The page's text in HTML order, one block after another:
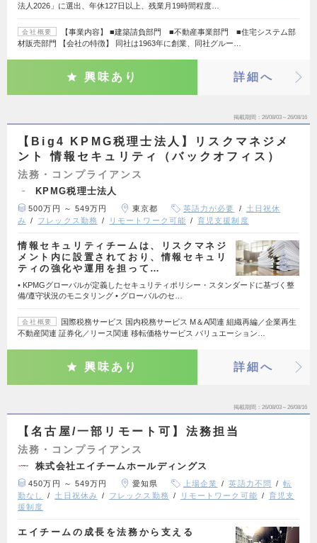
法人2026」に選出、年休127日以上、残業月19時間程度…
会社概要
【事業内容】 ■建築請負部門 ■不動産事業部門 ■住宅システム部
材販売部門 【会社の特徴】 同社は1963年に創業、同社グルー…
興味あり 詳細へ
掲載期間 26/08/03～26/08/16
【Big4 KPMG税理士法人】リスクマネジメ
ント 情報セキュリティ（バックオフィス）
法務・コンプライアンス
KPMG税理士法人
500万円 ～ 549万円 東京都 英語力が必要
土日祝休
み
フレックス勤務 リモートワーク可能 育児支援制度
情報セキュリティチームは、リスクマネジ
メント内に設置されており、情報セキュリ
ティの強化や運用を担って…
• KPMGグローバルが定義したセキュリティポリシー・スタンダードに基づく整
備/遵守状況のモニタリング • グローバルのセ…
会社概要
国際税務サービス 国内税務サービス M＆A関連 組織再編／企業再生
不動産関連 証券化／リース関連 移転価格サービス バリュエーション…
興味あり 詳細へ
掲載期間 26/08/03～26/08/16
【名古屋/一部リモート可】法務担当
法務・コンプライアンス
株式会社エイチームホールディングス
450万円 ～ 549万円 愛知県 上場企業 英語力不問
転
勤なし
土日祝休み フレックス勤務 リモートワーク可能
育児支
援制度
エイチームの成長を法務から支える